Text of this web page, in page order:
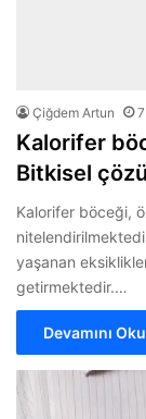
Çiğdem Artun
Kalorifer
Bitkisel
Kalorifer böceği,
yaşanan
getirmektedir.…
Devamını